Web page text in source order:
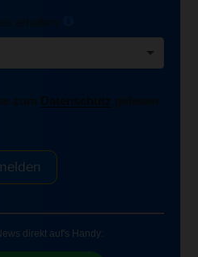
erhalten:
zum Datenschutz
direkt auf's Handy: